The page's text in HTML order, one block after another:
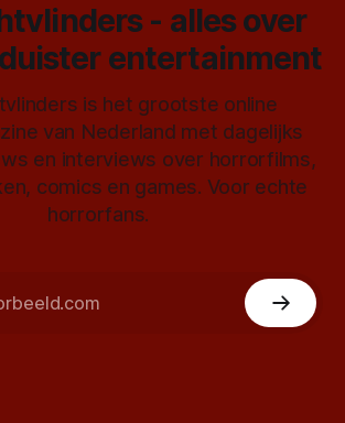
- alles over
entertainment
is het grootste online
van Nederland met dagelijks
en interviews over horrorfilms,
comics en games. Voor echte
horrorfans.